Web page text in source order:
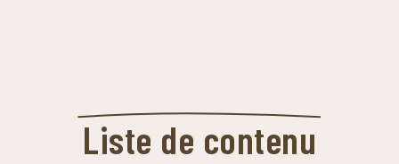
Liste de contenu